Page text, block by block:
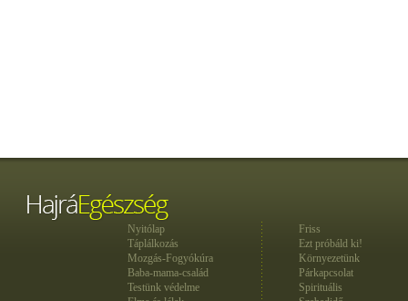
Nyitólap
Táplálkozás
Mozgás-Fogyókúra
Baba-mama-család
Testünk védelme
Friss
Ezt próbáld ki!
Környezetünk
Párkapcsolat
Spirituális